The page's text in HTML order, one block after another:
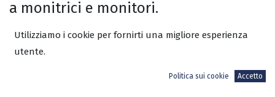
a monitrici e monitori.
L’incontro si è concentrato sulla figura
del monitore paragonata alla “colonna
vertebrale” della Chiesa, corpo di
Utilizziamo i cookie per fornirti una migliore esperienza
utente.
Politica sui cookie Accetto